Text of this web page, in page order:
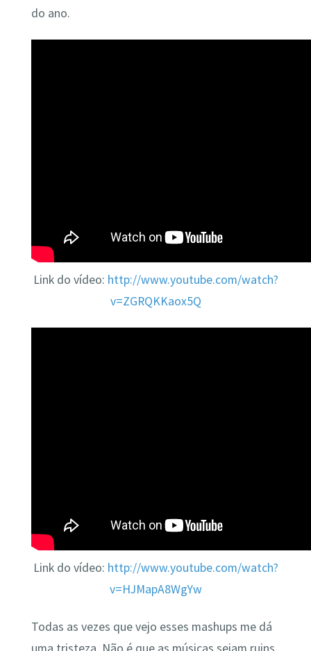
do ano.
Link do vídeo: http://www.youtube.com/watch?
v=ZGRQKKaox5Q
Link do vídeo: http://www.youtube.com/watch?
v=HJMapA8WgYw
Todas as vezes que vejo esses mashups me dá